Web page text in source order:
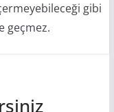
gibi
geçmez.